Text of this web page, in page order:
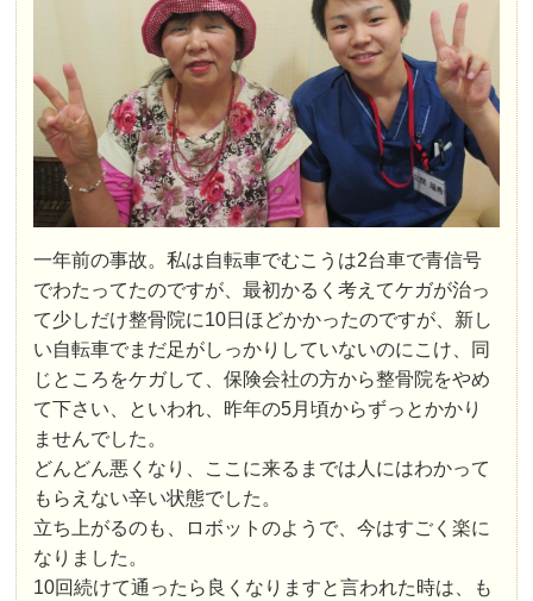
一年前の事故。私は自転車でむこうは2台車で青信号
でわたってたのですが、最初かるく考えてケガが治っ
て少しだけ整骨院に10日ほどかかったのですが、新し
い自転車でまだ足がしっかりしていないのにこけ、同
じところをケガして、保険会社の方から整骨院をやめ
て下さい、といわれ、昨年の5月頃からずっとかかり
ませんでした。
どんどん悪くなり、ここに来るまでは人にはわかって
もらえない辛い状態でした。
立ち上がるのも、ロボットのようで、今はすごく楽に
なりました。
10回続けて通ったら良くなりますと言われた時は、も